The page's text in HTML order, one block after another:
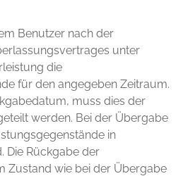
Benutzer nach der
unter
die
für den angegeben Zeitraum.
muss dies der
werden. Bei der Übergabe
in
Die Rückgabe der
Zustand wie bei der Übergabe